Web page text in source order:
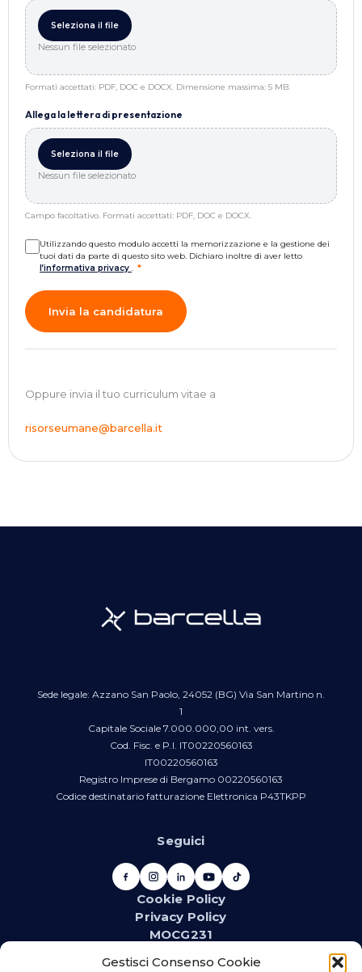
Gestisci Consenso Cookie
Seleziona il file
Nessun file selezionato
Formati accettati: PDF, DOC e DOCX. Dimensione massima: 5 MB.
Allega la lettera di presentazione
Seleziona il file
Nessun file selezionato
Campo facoltativo. Formati accettati: PDF, DOC e DOCX.
Utilizzando questo modulo accetti la memorizzazione e la gestione dei
tuoi dati da parte di questo sito web. Dichiaro inoltre di aver letto
l’informativa privacy . *
Oppure invia il tuo curriculum vitae a
risorseumane@barcella.it
Sede legale: Azzano San Paolo, 24052 (BG) Via San Martino n.
1
Capitale Sociale 7.000.000,00 int. vers.
Cod. Fisc. e P.I. IT00220560163
IT00220560163
Registro Imprese di Bergamo 00220560163
Codice destinatario fatturazione Elettronica P43TKPP
Seguici
Cookie Policy
Privacy Policy
MOCG231